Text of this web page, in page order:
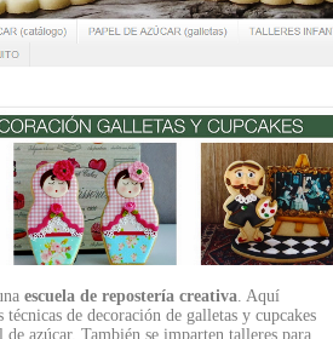
escuela de repostería creativa . Aquí
de decoración de galletas y cupcakes
azúcar. También se imparten talleres para